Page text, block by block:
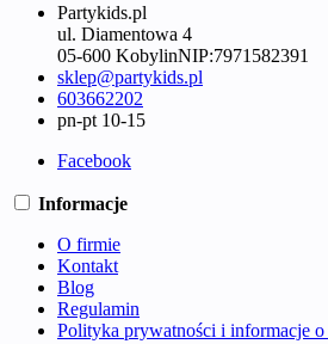
Partykids.pl
ul. Diamentowa 4
05-600 KobylinNIP:7971582391
sklep@partykids.pl
603662202
pn-pt 10-15
Facebook
Informacje
O firmie
Kontakt
Blog
Regulamin
Polityka prywatności i informacje o